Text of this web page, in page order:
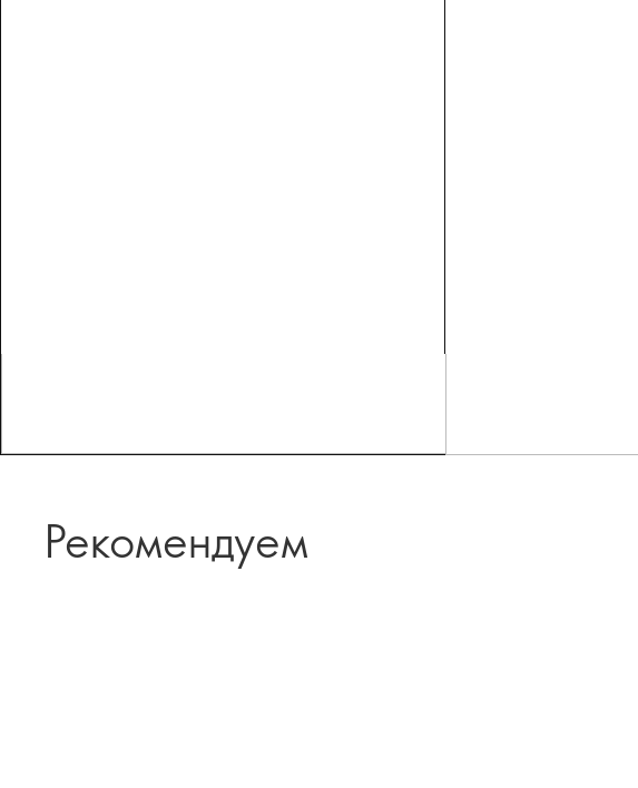
Рекомендуем